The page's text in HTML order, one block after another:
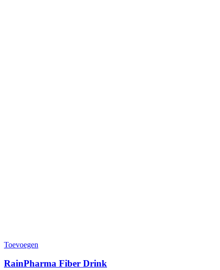
Toevoegen
RainPharma Fiber Drink